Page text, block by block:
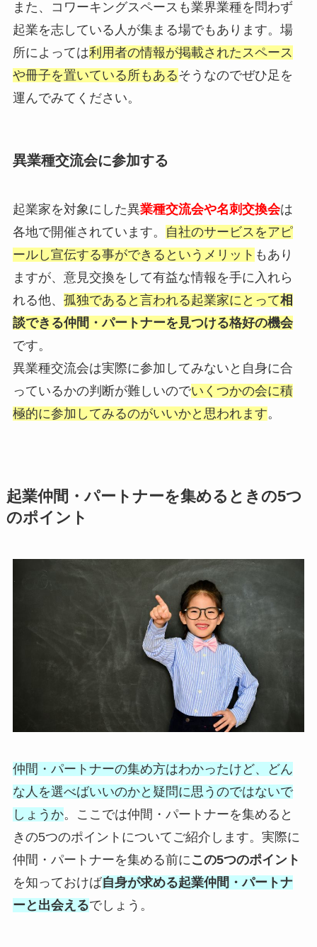
また、コワーキングスペースも業界業種を問わず
起業を志している人が集まる場でもあります。場
所によっては利用者の情報が掲載されたスペース
や冊子を置いている所もあるそうなのでぜひ足を
運んでみてください。
異業種交流会に参加する
起業家を対象にした異業種交流会や名刺交換会は
各地で開催されています。
自社のサービスをアピ
ールし宣伝する事ができるというメリット もあり
ますが、意見交換をして有益な情報を手に入れら
れる他、 孤独であると言われる起業家にとって相
談できる仲間・パートナーを見つける格好の機会
です。
異業種交流会は実際に参加してみないと自身に合
っているかの判断が難しいのでいくつかの会に積
極的に参加してみるのがいいかと思われます。
起業仲間・パートナーを集めるときの5つ
のポイント
仲間・パートナーの集め方はわかったけど、どん
な人を選べばいいのかと疑問に思うのではないで
しょうか。ここでは仲間・パートナーを集めると
きの5つのポイントについてご紹介します。実際に
仲間・パートナーを集める前にこの5つのポイント
を知っておけば自身が求める起業仲間・パートナ
ーと出会えるでしょう。